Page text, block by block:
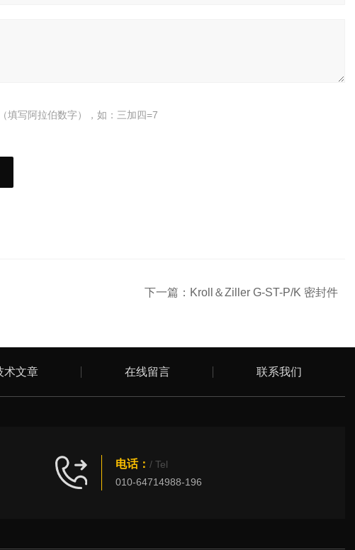
填写阿拉伯数字），如：三加四=7
下一篇： Kroll＆Ziller G-ST-P/K 密封件
术文章 在线留言 联系我们
电话： / Tel
010-64714988-196